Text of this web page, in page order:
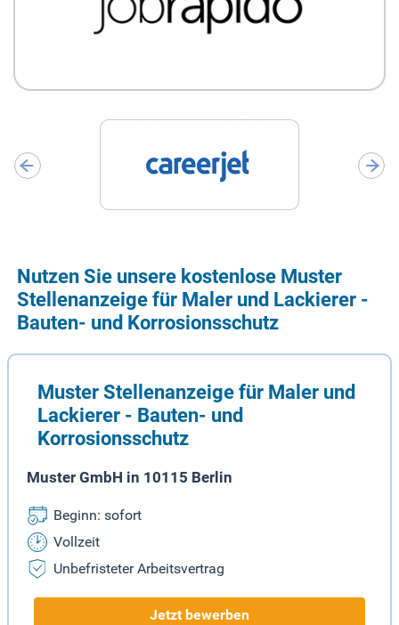
Nutzen Sie unsere kostenlose Muster
Stellenanzeige für Maler und Lackierer -
Bauten- und Korrosionsschutz
Muster Stellenanzeige für Maler und
Lackierer - Bauten- und
Korrosionsschutz
Muster GmbH in 10115 Berlin
Beginn: sofort
Vollzeit
Unbefristeter Arbeitsvertrag
Jetzt bewerben